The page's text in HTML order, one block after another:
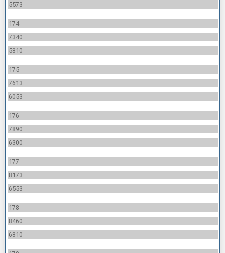
5573
174
7340
5810
175
7613
6053
176
7890
6300
177
8173
6553
178
8460
6810